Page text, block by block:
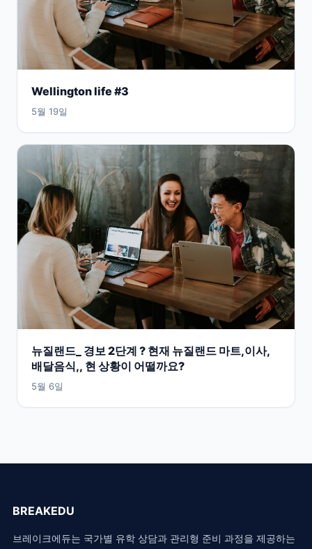
Wellington life #3
5월 19일
뉴질랜드_ 경보 2단계 ? 현재 뉴질랜드 마트,이사,
배달음식,, 현 상황이 어떨까요?
5월 6일
BREAKEDU
브레이크에듀는 국가별 유학 상담과 관리형 준비 과정을 제공하는